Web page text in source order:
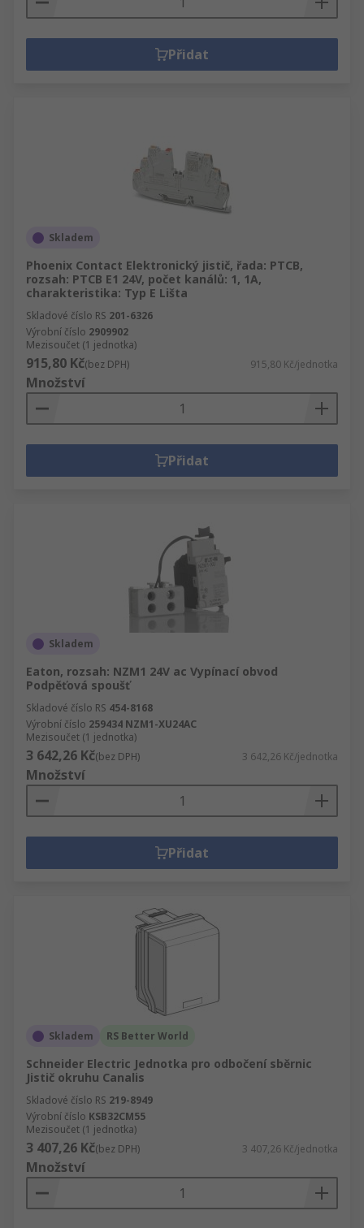
Přidat
Skladem
Phoenix Contact Elektronický jistič, řada: PTCB,
rozsah: PTCB E1 24V, počet kanálů: 1, 1A,
charakteristika: Typ E Lišta
Skladové číslo RS 201-6326
Výrobní číslo 2909902
Mezisoučet (1 jednotka)
915,80 Kč(bez DPH) 915,80 Kč/jednotka
Množství
Přidat
Skladem
Eaton, rozsah: NZM1 24V ac Vypínací obvod
Podpěťová spoušť
Skladové číslo RS 454-8168
Výrobní číslo 259434 NZM1-XU24AC
Mezisoučet (1 jednotka)
3 642,26 Kč(bez DPH) 3 642,26 Kč/jednotka
Množství
Přidat
Skladem RS Better World
Schneider Electric Jednotka pro odbočení sběrnic
Jistič okruhu Canalis
Skladové číslo RS 219-8949
Výrobní číslo KSB32CM55
Mezisoučet (1 jednotka)
3 407,26 Kč(bez DPH) 3 407,26 Kč/jednotka
Množství